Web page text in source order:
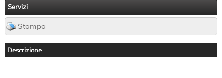
Servizi
Stampa
Descrizione